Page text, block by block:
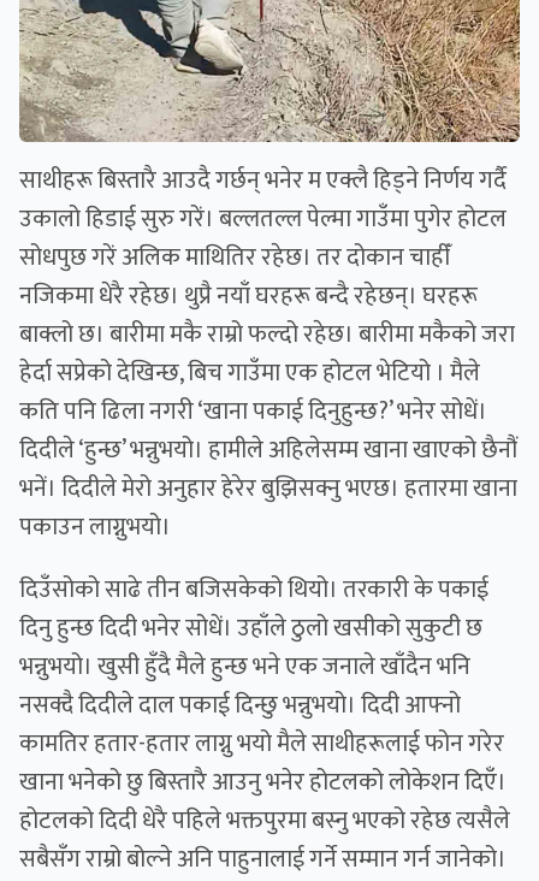
साथीहरू बिस्तारै आउदै गर्छन् भनेर म एक्लै हिड्ने निर्णय गर्दै
उकालो हिडाई सुरु गरें। बल्लतल्ल पेल्मा गाउँमा पुगेर होटल
सोधपुछ गरें अलिक माथितिर रहेछ। तर दोकान चाहीँ
नजिकमा धेरै रहेछ। थुप्रै नयाँ घरहरू बन्दै रहेछन्। घरहरू
बाक्लो छ। बारीमा मकै राम्रो फल्दो रहेछ। बारीमा मकैको जरा
हेर्दा सप्रेको देखिन्छ, बिच गाउँमा एक होटल भेटियो । मैले
कति पनि ढिला नगरी ‘खाना पकाई दिनुहुन्छ?’ भनेर सोधें।
दिदीले ‘हुन्छ’ भन्नुभयो। हामीले अहिलेसम्म खाना खाएको छैनौं
भनें। दिदीले मेरो अनुहार हेरेर बुझिसक्नु भएछ। हतारमा खाना
पकाउन लाग्नुभयो।
दिउँसोको साढे तीन बजिसकेको थियो। तरकारी के पकाई
दिनु हुन्छ दिदी भनेर सोधें। उहाँले ठुलो खसीको सुकुटी छ
भन्नुभयो। खुसी हुँदै मैले हुन्छ भने एक जनाले खाँदैन भनि
नसक्दै दिदीले दाल पकाई दिन्छु भन्नुभयो। दिदी आफ्नो
कामतिर हतार-हतार लाग्नु भयो मैले साथीहरूलाई फोन गरेर
खाना भनेको छु बिस्तारै आउनु भनेर होटलको लोकेशन दिएँ।
होटलको दिदी धेरै पहिले भक्तपुरमा बस्नु भएको रहेछ त्यसैले
सबैसँग राम्रो बोल्ने अनि पाहुनालाई गर्ने सम्मान गर्न जानेको।